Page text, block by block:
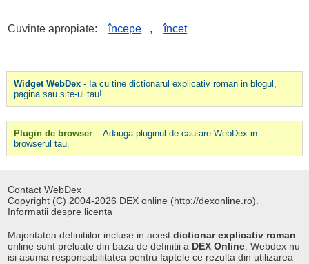
Cuvinte apropiate: începe , încet
Widget WebDex- Ia cu tine dictionarul explicativ roman in blogul,
pagina sau site-ul tau!
Plugin de browser - Adauga pluginul de cautare WebDex in
browserul tau.
Contact WebDex
Copyright (C) 2004-2026 DEX online (http://dexonline.ro).
Informatii despre licenta
Majoritatea definitiilor incluse in acestdictionar explicativ roman
online sunt preluate din baza de definitii a DEX Online . Webdex nu
isi asuma responsabilitatea pentru faptele ce rezulta din utilizarea